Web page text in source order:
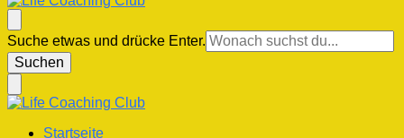
Life Coaching Club
Für Deine Lebenskompetenz
Suchst
du
nach
Suche etwas und drücke Enter.
Life Coaching Club
Für Deine Lebenskompetenz
Startseite